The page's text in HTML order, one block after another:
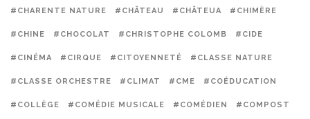
#CHARENTE NATURE #CHÂTEAU #CHÂTEUA #CHIMÈRE
#CHINE #CHOCOLAT #CHRISTOPHE COLOMB #CIDE
#CINÉMA #CIRQUE #CITOYENNETÉ #CLASSE NATURE
#CLASSE ORCHESTRE #CLIMAT #CME #COÉDUCATION
#COLLÈGE #COMÉDIE MUSICALE #COMÉDIEN #COMPOST